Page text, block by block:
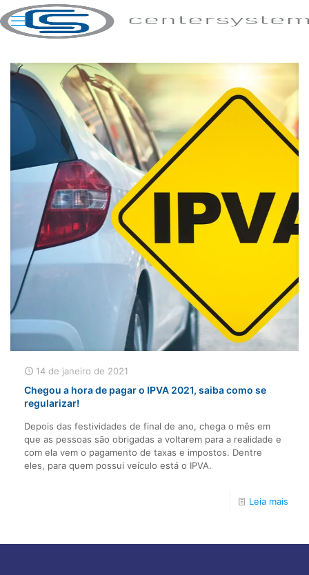
14 de janeiro de 2021
Chegou a hora de pagar o IPVA 2021, saiba como se
regularizar!
Depois das festividades de final de ano, chega o mês em
que as pessoas são obrigadas a voltarem para a realidade e
com ela vem o pagamento de taxas e impostos. Dentre
eles, para quem possui veículo está o IPVA.
Leia mais